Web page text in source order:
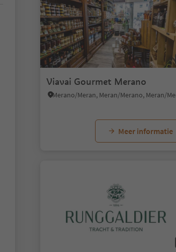
Viavai Gourmet Merano
Meer informatie